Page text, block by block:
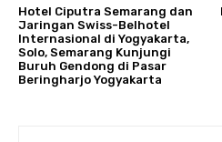
Hotel Ciputra Semarang dan
Jaringan Swiss-Belhotel
Internasional di Yogyakarta,
Solo, Semarang Kunjungi
Buruh Gendong di Pasar
Beringharjo Yogyakarta